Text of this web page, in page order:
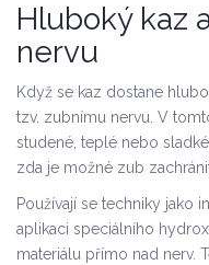
Hluboký kaz
nervu
Když se kaz dostane
tzv. zubnímu nervu. V
studené, teplé nebo
zda je možné zub
Používají se techniky jako
aplikaci speciálního
materiálu přímo nad nerv.